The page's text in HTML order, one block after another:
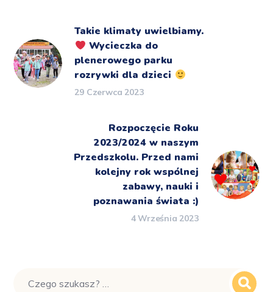
Takie klimaty uwielbiamy.
Wycieczka do
plenerowego parku
rozrywki dla dzieci
29 Czerwca 2023
Rozpoczęcie Roku
2023/2024 w naszym
Przedszkolu. Przed nami
kolejny rok wspólnej
zabawy, nauki i
poznawania świata :)
4 Września 2023